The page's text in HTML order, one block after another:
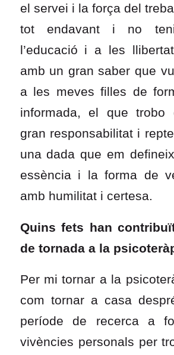
el servei i la força del
tot endavant i no
l’educació i a les
amb un gran saber que
a les meves filles de
informada, el que
gran responsabilitat i
una dada que em
essència i la forma de
amb humilitat i certesa.
Quins fets han
de tornada a la
Per mi tornar a la
com tornar a casa
període de recerca a
vivències personals per